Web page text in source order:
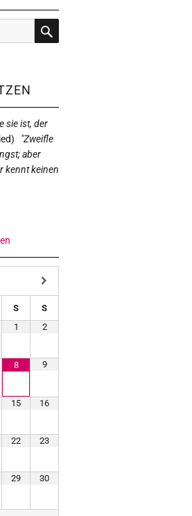
SUCHE
sie ist, der
"Zweifle
aber
kennt keinen
S
S
1
2
8 9
15 16
22 23
29 30